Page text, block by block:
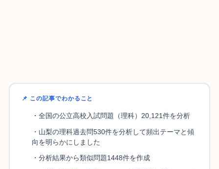
📌 この記事でわかること
・全国の公立高校入試問題（理科）20,121件を分析
・山梨の理科過去問530件を分析して頻出テーマと傾
向を明らかにしました
・分析結果から類似問題1448件を作成